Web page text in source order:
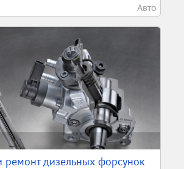
Авто
ремонт дизельных форсунок